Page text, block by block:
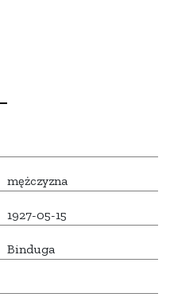
mężczyzna
1927-05-15
Binduga